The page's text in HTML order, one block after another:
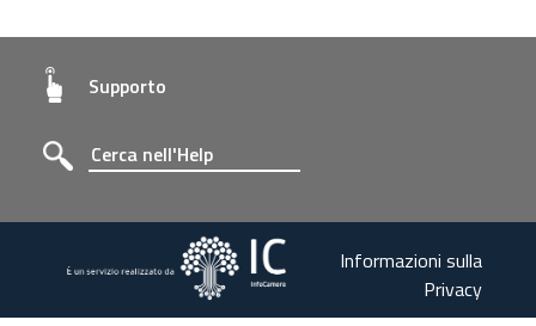
Supporto
Informazioni sulla
Privacy